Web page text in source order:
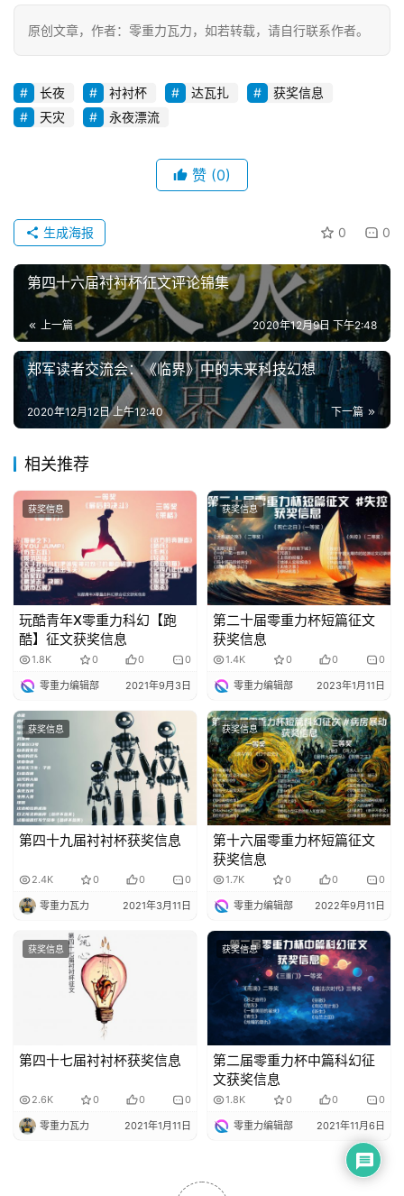
原创文章，作者：零重力瓦力，如若转载，请自行联系作者。
长夜 衬衬杯 达瓦扎
获奖信息
天灾
永夜漂流
赞 (0)
0 0
生成海报
第四十六届衬衬杯征文评论锦集
上一篇 2020年12月9日 下午2:48
郑军读者交流会：《临界》中的未来科技幻想
下一篇
2020年12月12日 上午12:40
相关推荐
获奖信息
玩酷青年X零重力科幻【跑
酷】征文获奖信息
1.8K 0 0 0
零重力编辑部 2021年9月3日
获奖信息
第二十届零重力杯短篇征文
获奖信息
1.4K 0 0 0
零重力编辑部 2023年1月11日
获奖信息
第四十九届衬衬杯获奖信息
2.4K 0 0 0
零重力瓦力 2021年3月11日
获奖信息
第十六届零重力杯短篇征文
获奖信息
1.7K 0 0 0
零重力编辑部 2022年9月11日
获奖信息
第四十七届衬衬杯获奖信息
2.6K 0 0 0
零重力瓦力 2021年1月11日
获奖信息
第二届零重力杯中篇科幻征
文获奖信息
1.8K 0 0 0
零重力编辑部 2021年11月6日